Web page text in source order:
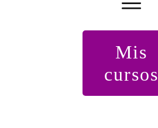
Mis
cursos